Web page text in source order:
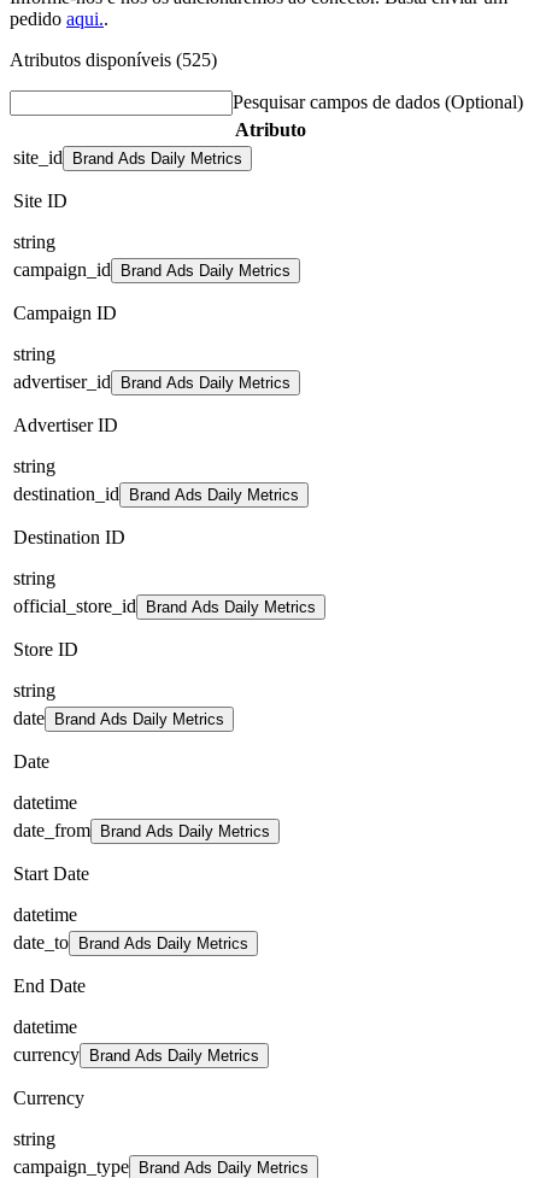
pedido aqui..
Atributos disponíveis (525)
Pesquisar campos de dados (Optional)
Atributo
site_id
Brand Ads Daily Metrics
Site ID
string
campaign_id
Brand Ads Daily Metrics
Campaign ID
string
advertiser_id
Brand Ads Daily Metrics
Advertiser ID
string
destination_id
Brand Ads Daily Metrics
Destination ID
string
official_store_id
Brand Ads Daily Metrics
Store ID
string
date
Brand Ads Daily Metrics
Date
datetime
date_from
Brand Ads Daily Metrics
Start Date
datetime
date_to
Brand Ads Daily Metrics
End Date
datetime
currency
Brand Ads Daily Metrics
Currency
string
campaign_type
Brand Ads Daily Metrics